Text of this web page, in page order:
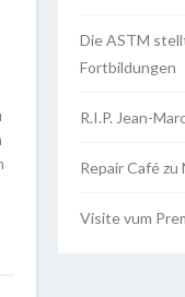
Die ASTM
Fortbildungen
R.I.P. Jean-
Repair Café
Visite vum